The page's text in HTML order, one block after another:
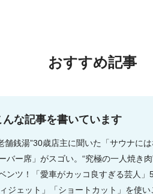
おすすめ記事
んな記事を書いています
銭湯”30歳店主に聞いた「サウナには
バー席」がスゴい。“究極の一人焼き
ンツ！「愛車がカッコ良すぎる芸人」
ジェット」「ショートカット」を使い